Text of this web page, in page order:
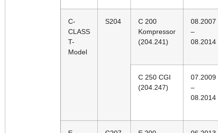
C-
CLASS
T-
Model
S204
C 200
Kompressor
(204.241)
08.2007
–
08.2014
C 250 CGI
(204.247)
07.2009
–
08.2014